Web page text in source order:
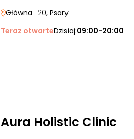
Główna | 20, Psary
Teraz otwarteDzisiaj:09:00-20:00
Aura Holistic Clinic